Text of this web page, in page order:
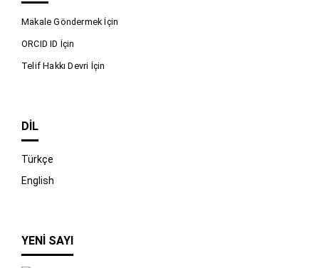
Makale Göndermek İçin
ORCID ID İçin
Telif Hakkı Devri İçin
DIL
Türkçe
English
YENI SAYI